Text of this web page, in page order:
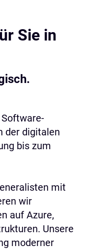
Sie in
der digitalen
bis zum
mit
wir
auf Azure,
Unsere
moderner